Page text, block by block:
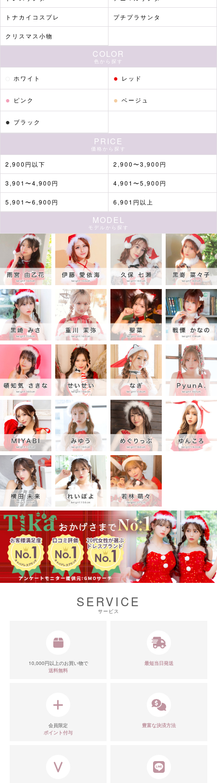
トナカイコスプレ プチプラサンタ
クリスマス小物
COLOR
色から探す
ホワイト ● レッド
● ピンク ● ベージュ
● ブラック
PRICE
価格から探す
2,900円以下 2,900〜3,900円
3,901〜4,900円 4,901〜5,900円
5,901〜6,900円 6,901円以上
MODEL
モデルから探す
SERVICE
サービス
10,000円以上のお買い物で
送料無料
最短当日発送
会員限定
ポイント付与
豊富な決済方法